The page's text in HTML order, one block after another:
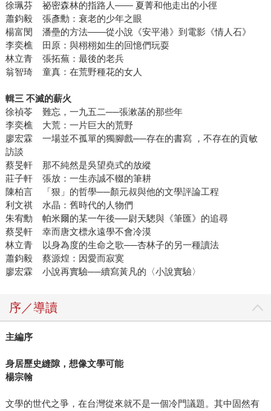
徐珮芬 祕密森林的指路人―― 夏菁和他走出的小徑
蕭鈞毅 張彥勳：衰老的少年之眼
楊富閔 潘壘的方法――從小說《安平港》到電影《情人石》
李奕樵 田原：與栩栩如生的回憶們玩耍
林立青 張拓蕪：最後的老兵
翁智琦 童真：在荒野種花的女人
輯三 不滅的薪火
徐禎苓 難忘，一九五二──張漱菡的那些年
李奕樵 大荒：一片巨大的荒野
廖宏霖 一場並不孤單的獨腳戲──存在的書寫 ，不存在的貢敏
訪談
蔡旻軒 那不純然是吳望堯式的放縱
莊子軒 張放：一生赤誠不輟的筆耕
陳柏言 「狠」的哲學──顏元叔與他的文學評論工程
利文祺 水晶：舊時代的人物們
朱宥勳 帕米爾的某一午後──尉天驄與《筆匯》的追尋
蔡旻軒 幸而唐文標永遠學不會冷漠
林立青 以身為度的生命之歌──杏林子的另一種讀法
蕭鈞毅 蔡源煌：因愛而寂寞
廖宏霖 小說再實驗──續寫黃凡的〈小說實驗〉
序／導讀
主編序
身居歷史縫隙，想像文學可能
楊宗翰
文學的世代之爭，在台灣從來就不是一個冷門議題。其中固然有